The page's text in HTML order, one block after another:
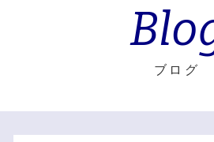
ブログ